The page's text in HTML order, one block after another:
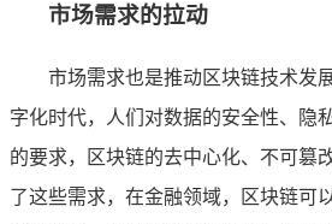
市场需求的拉动
市场需求也是推动区块链技术发
字化时代，人们对数据的安全性、隐
的要求，区块链的去中心化、不可篡
了这些需求，在金融领域，区块链可